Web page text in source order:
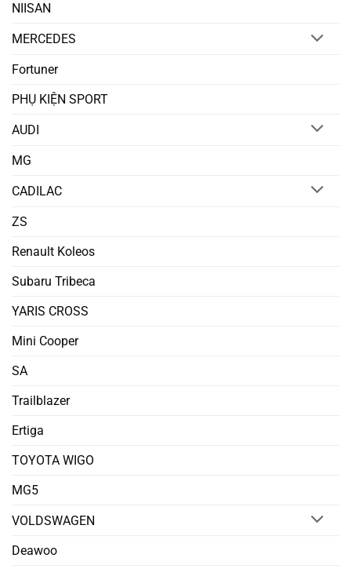
NIISAN
MERCEDES
Fortuner
PHỤ KIỆN SPORT
AUDI
MG
CADILAC
ZS
Renault Koleos
Subaru Tribeca
YARIS CROSS
Mini Cooper
SA
Trailblazer
Ertiga
TOYOTA WIGO
MG5
VOLDSWAGEN
Deawoo